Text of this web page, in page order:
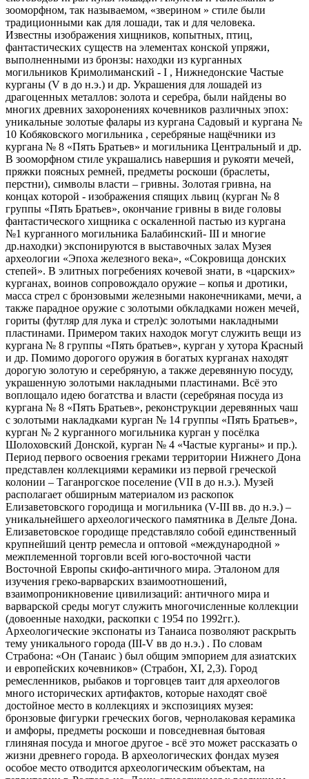
зооморфном, так называемом, «зверином » стиле были
традиционными как для лошади, так и для человека.
Известны изображения хищников, копытных, птиц,
фантастических существ на элементах конской упряжи,
выполненными из бронзы: находки из курганных
могильников Кримолиманский - I , Нижнедонские Частые
курганы (V в до н.э.) и др. Украшения для лошадей из
драгоценных металлов: золота и серебра, были найдены во
многих древних захоронениях кочевников различных эпох:
уникальные золотые фалары из кургана Садовый и кургана №
10 Кобяковского могильника , серебряные нащёчники из
кургана № 8 «Пять Братьев» и могильника Центральный и др.
В зооморфном стиле украшались навершия и рукояти мечей,
пряжки поясных ремней, предметы роскоши (браслеты,
перстни), символы власти – гривны. Золотая гривна, на
концах которой - изображения спящих львиц (курган № 8
группы «Пять Братьев», окончание гривны в виде головы
фантастического хищника с оскаленной пастью из кургана
№1 курганного могильника Балабинский- III и многие
др.находки) экспонируются в выставочных залах Музея
археологии «Эпоха железного века», «Сокровища донских
степей». В элитных погребениях кочевой знати, в «царских»
курганах, воинов сопровождало оружие – копья и дротики,
масса стрел с бронзовыми железными наконечниками, мечи, а
также парадное оружие с золотыми обкладками ножен мечей,
гориты (футляр для лука и стрел)с золотыми накладными
пластинами. Примером таких находок могут служить вещи из
кургана № 8 группы «Пять братьев», курган у хутора Красный
и др. Помимо дорогого оружия в богатых курганах находят
дорогую золотую и серебряную, а также деревянную посуду,
украшенную золотыми накладными пластинами. Всё это
воплощало идею богатства и власти (серебряная посуда из
кургана № 8 «Пять Братьев», реконструкции деревянных чаш
с золотыми накладками курган № 14 группы «Пять Братьев»,
курган № 2 курганного могильника курган у посёлка
Шолоховский Донской, курган № 4 «Частые курганы» и пр.).
Период первого освоения греками территории Нижнего Дона
представлен коллекциями керамики из первой греческой
колонии – Таганрогское поселение (VII в до н.э.). Музей
располагает обширным материалом из раскопок
Елизаветовского городища и могильника (V-III вв. до н.э.) –
уникальнейшего археологического памятника в Дельте Дона.
Елизаветовское городище представляло собой единственный
крупнейший центр ремесла и оптовой «международной »
межплеменной торговли всей юго-восточной части
Восточной Европы скифо-античного мира. Эталоном для
изучения греко-варварских взаимоотношений,
взаимопроникновение цивилизаций: античного мира и
варварской среды могут служить многочисленные коллекции
(довоенные находки, раскопки с 1954 по 1992гг.).
Археологические экспонаты из Танаиса позволяют раскрыть
тему уникального города (III-V вв до н.э.) . По словам
Страбона: «Он (Танаис ) был общим эмпорием для азиатских
и европейских кочевников» (Страбон, ХI, 2,3). Город
ремесленников, рыбаков и торговцев таит для археологов
много исторических артифактов, которые находят своё
достойное место в коллекциях и экспозициях музея:
бронзовые фигурки греческих богов, чернолаковая керамика
и амфоры, предметы роскоши и повседневная бытовая
глиняная посуда и многое другое - всё это может рассказать о
жизни древнего города. В археологических фондах музея
особое место отводится археологическим объектам, на